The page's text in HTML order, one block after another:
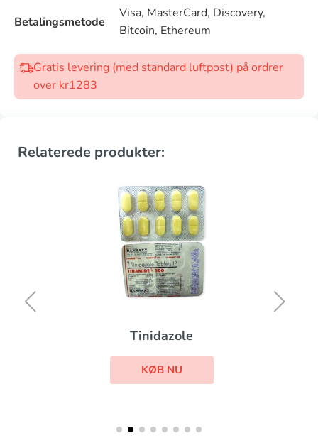
Betalingsmetode
Visa, MasterCard, Discovery,
Bitcoin, Ethereum
Gratis levering (med standard luftpost) på ordrer
over kr1283
Relaterede produkter:
Tinidazole
KØB NU